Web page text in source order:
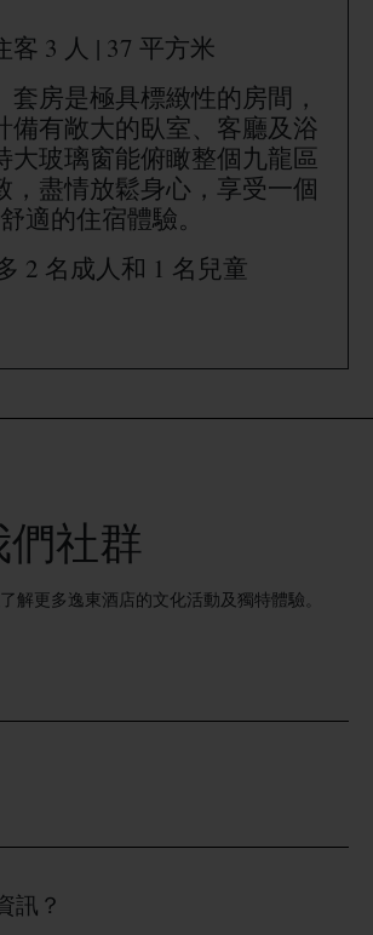
客 3 人 | 37 平方米
套房是極具標緻性的房間，
備有敞大的臥室、客廳及浴
大玻璃窗能俯瞰整個九龍區
，盡情放鬆身心，享受一個
舒適的住宿體驗。
2 名成人和 1 名兒童
社群
解更多逸東酒店的文化活動及獨特體驗。
訊？